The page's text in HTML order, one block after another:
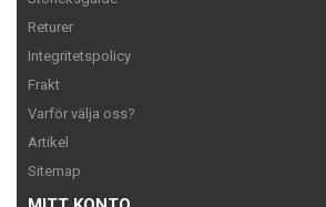
Returer
Integritetspolicy
Frakt
Varför välja oss?
Artikel
Sitemap